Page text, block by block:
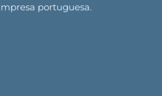
portuguesa.